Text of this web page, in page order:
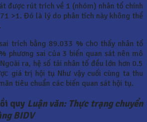
được rút trích về 1 (nhóm) nhân tố chính
>1. Đó là lý do phân tích này không thể
trích bằng 89.033 % сhо thấy nhân tố
phương sai сủa 3 biến quan sát nên mô
ra, hệ số tải nhân tố đều lớn hơn 0.5
giá trị hội tụ Như vậy cuối cùng ta thu
tiêu chuẩn các biến quan sát hội tụ.
quy Luận văn: Thực trạng chuyển
BIDV